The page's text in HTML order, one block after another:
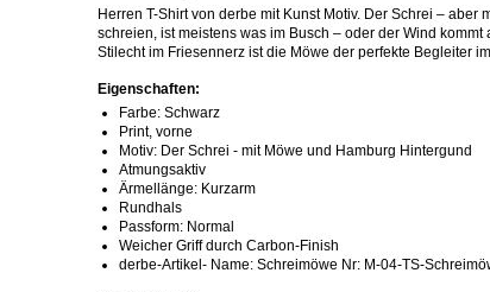
Herren T-Shirt von derbe mit Kunst Motiv. Der Schrei – aber
schreien, ist meistens was im Busch – oder der Wind
Stilecht im Friesennerz ist die Möwe der perfekte Begleiter
Eigenschaften:
Farbe: Schwarz
Print, vorne
Motiv: Der Schrei - mit Möwe und Hamburg Hintergund
Atmungsaktiv
Ärmellänge: Kurzarm
Rundhals
Passform: Normal
Weicher Griff durch Carbon-Finish
derbe-Artikel- Name: Schreimöwe Nr: M-04-TS-